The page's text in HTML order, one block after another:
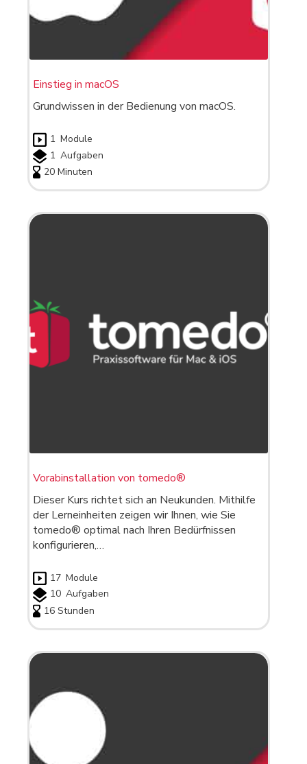
Einstieg in macOS
Grundwissen in der Bedienung von macOS.
1 Module
1 Aufgaben
20 Minuten
Vorabinstallation von tomedo®
Dieser Kurs richtet sich an Neukunden. Mithilfe
der Lerneinheiten zeigen wir Ihnen, wie Sie
tomedo® optimal nach Ihren Bedürfnissen
konfigurieren,…
17 Module
10 Aufgaben
16 Stunden